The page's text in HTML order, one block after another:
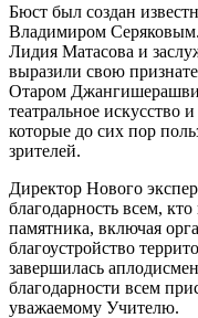
Бюст был создан
Владимиром
Лидия Матасова и
выразили свою
Отаром
театральное искусство
которые до сих пор
зрителей.
Директор Нового
благодарность всем,
памятника, включая
благоустройство
завершилась
благодарности всем
уважаемому Учителю.